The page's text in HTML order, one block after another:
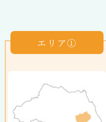
エリア①